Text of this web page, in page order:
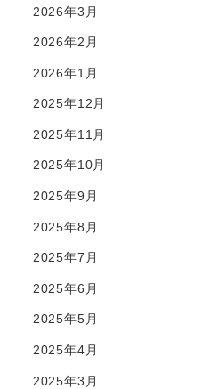
2026年3月
2026年2月
2026年1月
2025年12月
2025年11月
2025年10月
2025年9月
2025年8月
2025年7月
2025年6月
2025年5月
2025年4月
2025年3月